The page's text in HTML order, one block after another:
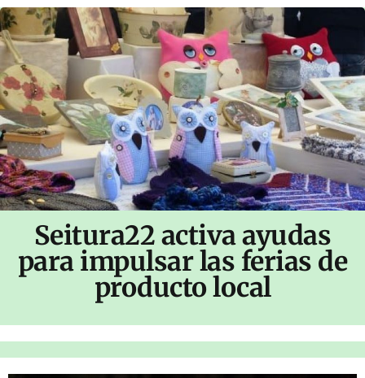
Seitura22 activa ayudas
para impulsar las ferias de
producto local